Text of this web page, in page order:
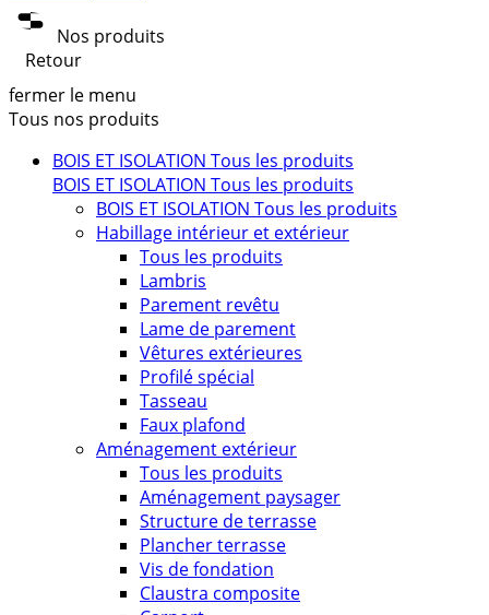
Nos produits
Retour
fermer le menu
Tous nos produits
BOIS ET ISOLATION Tous les produits
BOIS ET ISOLATION Tous les produits
BOIS ET ISOLATION Tous les produits
Habillage intérieur et extérieur
Tous les produits
Lambris
Parement revêtu
Lame de parement
Vêtures extérieures
Profilé spécial
Tasseau
Faux plafond
Aménagement extérieur
Tous les produits
Aménagement paysager
Structure de terrasse
Plancher terrasse
Vis de fondation
Claustra composite